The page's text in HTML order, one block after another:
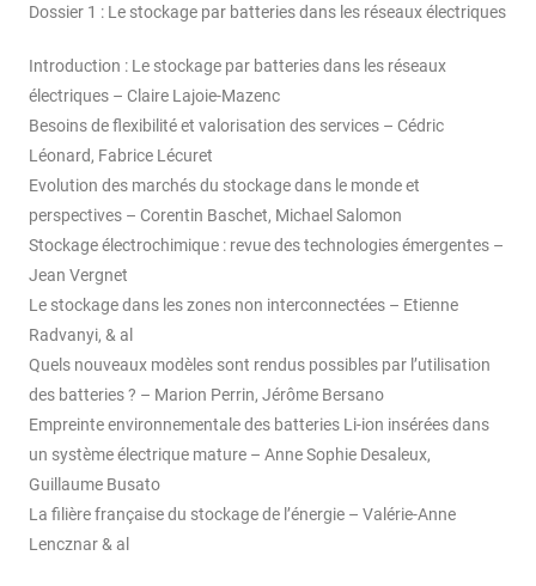
Dossier 1 : Le stockage par batteries dans les réseaux électriques
Introduction : Le stockage par batteries dans les réseaux
électriques – Claire Lajoie-Mazenc
Besoins de flexibilité et valorisation des services – Cédric
Léonard, Fabrice Lécuret
Evolution des marchés du stockage dans le monde et
perspectives – Corentin Baschet, Michael Salomon
Stockage électrochimique : revue des technologies émergentes –
Jean Vergnet
Le stockage dans les zones non interconnectées – Etienne
Radvanyi, & al
Quels nouveaux modèles sont rendus possibles par l’utilisation
des batteries ? – Marion Perrin, Jérôme Bersano
Empreinte environnementale des batteries Li-ion insérées dans
un système électrique mature – Anne Sophie Desaleux,
Guillaume Busato
La filière française du stockage de l’énergie – Valérie-Anne
Lencznar & al